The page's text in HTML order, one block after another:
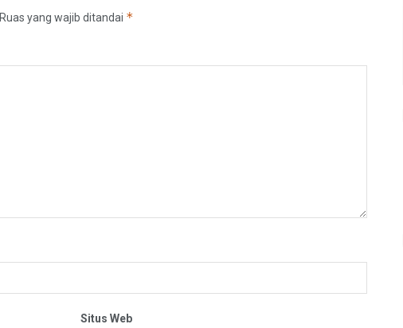
Ruas yang wajib ditandai *
Situs Web